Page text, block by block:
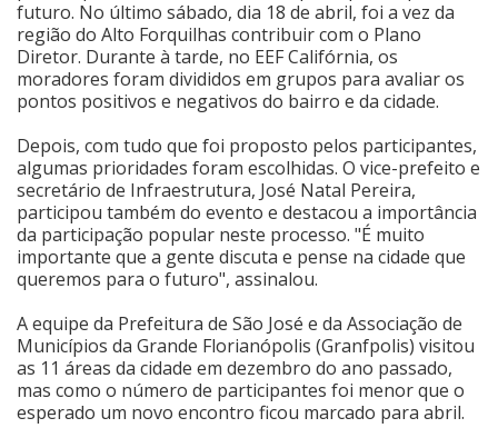
futuro. No último sábado, dia 18 de abril, foi a vez da
região do Alto Forquilhas contribuir com o Plano
Diretor. Durante à tarde, no EEF Califórnia, os
moradores foram divididos em grupos para avaliar os
pontos positivos e negativos do bairro e da cidade.
Depois, com tudo que foi proposto pelos participantes,
algumas prioridades foram escolhidas. O vice-prefeito e
secretário de Infraestrutura, José Natal Pereira,
participou também do evento e destacou a importância
da participação popular neste processo. "É muito
importante que a gente discuta e pense na cidade que
queremos para o futuro", assinalou.
A equipe da Prefeitura de São José e da Associação de
Municípios da Grande Florianópolis (Granfpolis) visitou
as 11 áreas da cidade em dezembro do ano passado,
mas como o número de participantes foi menor que o
esperado um novo encontro ficou marcado para abril.